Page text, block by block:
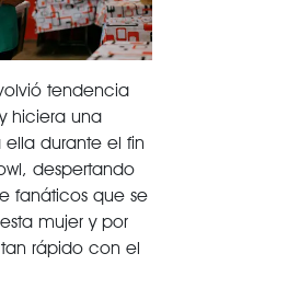
tendencia
hiciera una
durante el fin
despertando
fanáticos que se
mujer y por
rápido con el